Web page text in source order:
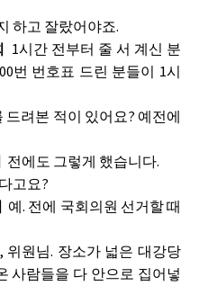
하고 잘랐어야죠.
1시간 전부터 줄 서 계신 분
번 번호표 드린 분들이 1시
드려본 적이 있어요? 예전에
전에도 그렇게 했습니다.
고요?
예. 전에 국회의원 선거할 때
위원님. 장소가 넓은 대강당
사람들을 다 안으로 집어넣